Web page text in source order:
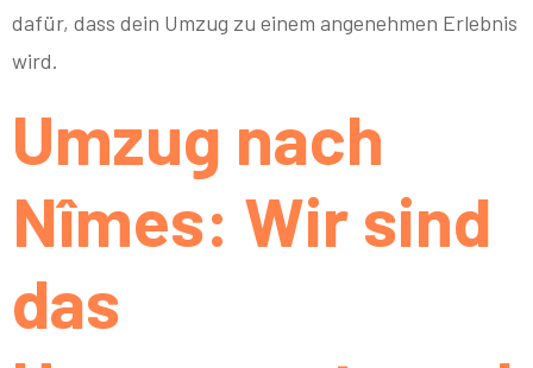
dafür, dass dein Umzug zu einem angenehmen Erlebnis
wird.
Umzug nach
Nîmes: Wir sind
das